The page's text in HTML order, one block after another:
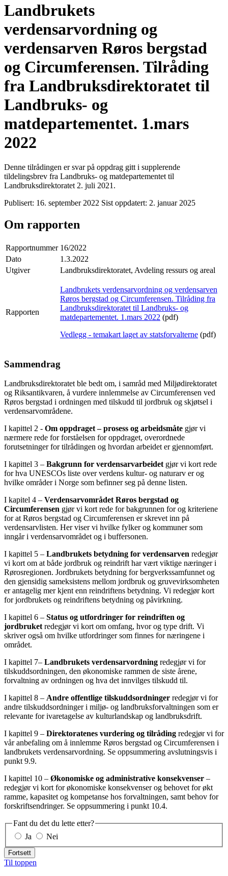
Landbrukets
verdensarvordning og
verdensarven Røros bergstad
og Circumferensen. Tilråding
fra Landbruksdirektoratet til
Landbruks- og
matdepartementet. 1.mars
2022
Denne tilrådingen er svar på oppdrag gitt i supplerende
tildelingsbrev fra Landbruks- og matdepartementet til
Landbruksdirektoratet 2. juli 2021.
Publisert: 16. september 2022 Sist oppdatert: 2. januar 2025
Om rapporten
Rapportnummer 16/2022
Dato
1.3.2022
Utgiver
Landbruksdirektoratet, Avdeling ressurs og areal
Rapporten
Landbrukets verdensarvordning og verdensarven
Røros bergstad og Circumferensen. Tilråding fra
Landbruksdirektoratet til Landbruks- og
matdepartementet. 1.mars 2022 (pdf)
Vedlegg - temakart laget av statsforvalterne (pdf)
Sammendrag
Landbruksdirektoratet ble bedt om, i samråd med Miljødirektoratet
og Riksantikvaren, å vurdere innlemmelse av Circumferensen ved
Røros bergstad i ordningen med tilskudd til jordbruk og skjøtsel i
verdensarvområdene.
I kapittel 2 - Om oppdraget – prosess og arbeidsmåte gjør vi
nærmere rede for forståelsen for oppdraget, overordnede
forutsetninger for tilrådingen og hvordan arbeidet er gjennomført.
I kapittel 3 – Bakgrunn for verdensarvarbeidet gjør vi kort rede
for hva UNESCOs liste over verdens kultur- og naturarv er og
hvilke områder i Norge som befinner seg på denne listen.
I kapitel 4 – Verdensarvområdet Røros bergstad og
Circumferensen gjør vi kort rede for bakgrunnen for og kriteriene
for at Røros bergstad og Circumferensen er skrevet inn på
verdensarvlisten. Her viser vi hvilke fylker og kommuner som
inngår i verdensarvområdet og i buffersonen.
I kapittel 5 – Landbrukets betydning for verdensarven redegjør
vi kort om at både jordbruk og reindrift har vært viktige næringer i
Rørosregionen. Jordbrukets betydning for bergverkssamfunnet og
den gjensidig sameksistens mellom jordbruk og gruvevirksomheten
er antagelig mer kjent enn reindriftens betydning. Vi redegjør kort
for jordbrukets og reindriftens betydning og påvirkning.
I kapittel 6 – Status og utfordringer for reindriften og
jordbruket redegjør vi kort om omfang, hvor og type drift. Vi
skriver også om hvilke utfordringer som finnes for næringene i
området.
I kapittel 7– Landbrukets verdensarvordning redegjør vi for
tilskuddsordningen, den økonomiske rammen de siste årene,
forvaltning av ordningen og hva det innvilges tilskudd til.
I kapittel 8 – Andre offentlige tilskuddsordninger redegjør vi for
andre tilskuddsordninger i miljø- og landbruksforvaltningen som er
relevante for ivaretagelse av kulturlandskap og landbruksdrift.
I kapittel 9 – Direktoratenes vurdering og tilråding redegjør vi for
vår anbefaling om å innlemme Røros bergstad og Circumferensen i
landbrukets verdensarvordning. Se oppsummering avslutningsvis i
punkt 9.9.
I kapittel 10 – Økonomiske og administrative konsekvenser –
redegjør vi kort for økonomiske konsekvenser og behovet for økt
ramme, kapasitet og kompetanse hos forvaltningen, samt behov for
forskriftsendringer. Se oppsummering i punkt 10.4.
Fant du det du lette etter?
Ja
Nei
Fortsett
Til toppen